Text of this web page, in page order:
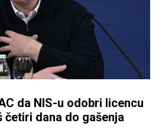
da NIS-u odobri licencu
četiri dana do gašenja